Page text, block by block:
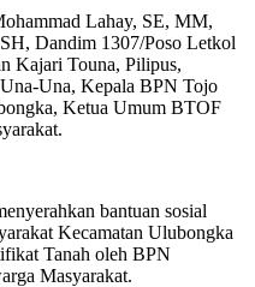
Lahay, SE, MM,
Dandim 1307/Poso Letkol
Kajari Touna, Pilipus,
Una, Kepala BPN Tojo
Ketua Umum BTOF
bantuan sosial
Kecamatan Ulubongka
Tanah oleh BPN
Masyarakat.